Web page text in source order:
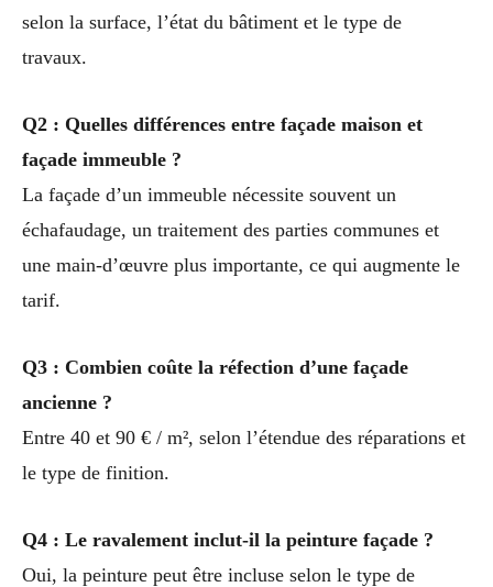
selon la surface, l’état du bâtiment et le type de
travaux.
Q2 : Quelles différences entre façade maison et
façade immeuble ?
La façade d’un immeuble nécessite souvent un
échafaudage, un traitement des parties communes et
une main-d’œuvre plus importante, ce qui augmente le
tarif.
Q3 : Combien coûte la réfection d’une façade
ancienne ?
Entre 40 et 90 € / m², selon l’étendue des réparations et
le type de finition.
Q4 : Le ravalement inclut-il la peinture façade ?
Oui, la peinture peut être incluse selon le type de